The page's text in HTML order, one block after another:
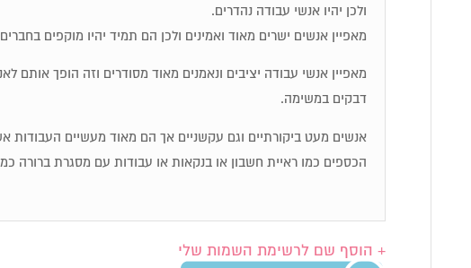
ולכן יהיו אנשי עבודה נהדרים.
מאפיין אנשים ישרים מאוד ואמינים ולכן הם תמיד יהיו מוקפים
מאפיין אנשי עבודה יציבים ונאמנים מאוד מסודרים וזה הופך אותם
דבקים במשימה.
אנשים מעט ביקורתיים וגם עקשניים אך הם מאוד מעשיים
הכספים כמו ראיית חשבון או בנקאות או עבודות עם מסגרת ברורה
+ הוסף שם לרשימת השמות שלי